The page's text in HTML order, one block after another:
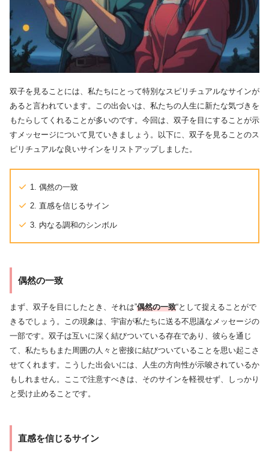
双子を見ることには、私たちにとって特別なスピリチュアルなサインが
あると言われています。この出会いは、私たちの人生に新たな気づきを
もたらしてくれることが多いのです。今回は、双子を目にすることが示
すメッセージについて見ていきましょう。以下に、双子を見ることのス
ピリチュアルな良いサインをリストアップしました。
1. 偶然の一致
2. 直感を信じるサイン
3. 内なる調和のシンボル
偶然の一致
まず、双子を目にしたとき、それは”偶然の一致“として捉えることがで
きるでしょう。この現象は、宇宙が私たちに送る不思議なメッセージの
一部です。双子は互いに深く結びついている存在であり、彼らを通じ
て、私たちもまた周囲の人々と密接に結びついていることを思い起こさ
せてくれます。こうした出会いには、人生の方向性が示唆されているか
もしれません。ここで注意すべきは、そのサインを軽視せず、しっかり
と受け止めることです。
直感を信じるサイン